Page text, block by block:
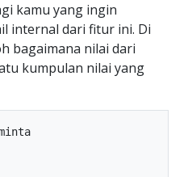
kamu yang ingin
internal dari fitur ini. Di
bagaimana nilai dari
kumpulan nilai yang